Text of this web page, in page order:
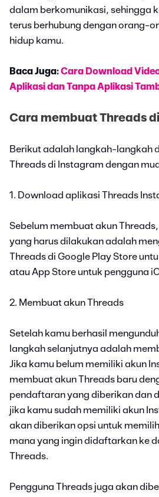
dalam berkomunikasi, sehingga
terus berhubung dengan orang-
hidup kamu.
Baca Juga:Cara Download
Aplikasi dan Tanpa Aplikasi
Cara membuat Threads
Berikut adalah langkah-langkah
Threads di Instagram dengan
1. Download aplikasi Threads
Sebelum membuat akun
yang harus dilakukan adalah
Threads di Google Play Store
atau App Store untuk pengguna
2. Membuat akun Threads
Setelah kamu berhasil
langkah selanjutnya adalah
Jika kamu belum memiliki akun
membuat akun Threads baru
pendaftaran yang diberikan dan
jika kamu sudah memiliki akun
akan diberikan opsi untuk
mana yang ingin didaftarkan ke
Threads.
Pengguna Threads juga akan